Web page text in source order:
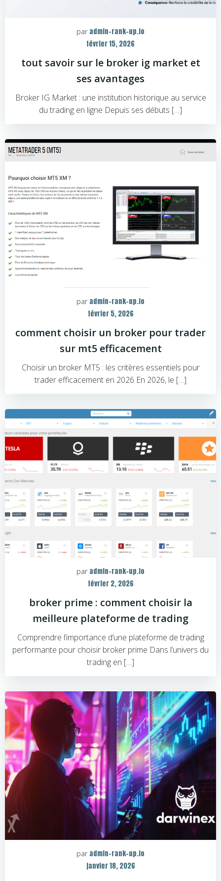
par admin-rank-up.io
février 15, 2026
tout savoir sur le broker ig market et
ses avantages
Broker IG Market : une institution historique au service
du trading en ligne Depuis ses débuts […]
par admin-rank-up.io
février 5, 2026
comment choisir un broker pour trader
sur mt5 efficacement
Choisir un broker MT5 : les critères essentiels pour
trader efficacement en 2026 En 2026, le […]
par admin-rank-up.io
février 2, 2026
broker prime : comment choisir la
meilleure plateforme de trading
Comprendre l’importance d’une plateforme de trading
performante pour choisir broker prime Dans l’univers du
trading en […]
par admin-rank-up.io
janvier 18, 2026